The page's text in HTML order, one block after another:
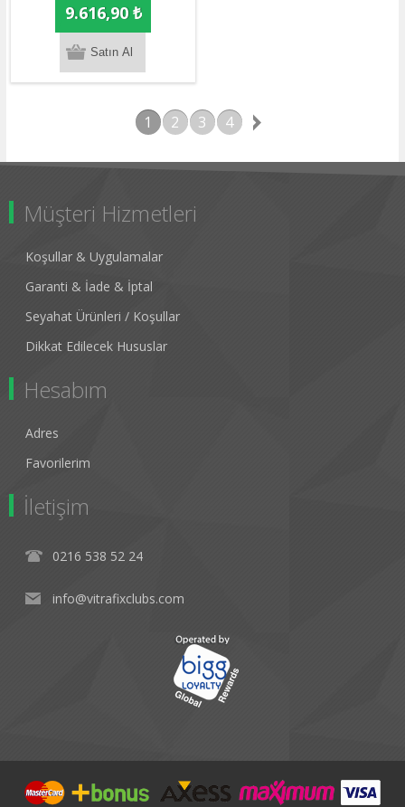
9.616,90 ₺
1 2 3 4
Müşteri Hizmetleri
Koşullar & Uygulamalar
Garanti & İade & İptal
Seyahat Ürünleri / Koşullar
Dikkat Edilecek Hususlar
Hesabım
Adres
Favorilerim
İletişim
0216 538 52 24
info@vitrafixclubs.com